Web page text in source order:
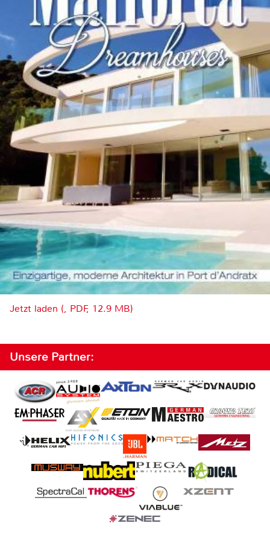
Jetzt laden (, PDF, 12.9 MB)
Unsere Partner: